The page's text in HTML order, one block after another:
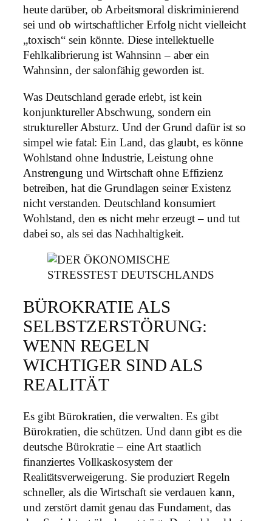
heute darüber, ob Arbeitsmoral diskriminierend
sei und ob wirtschaftlicher Erfolg nicht vielleicht
„toxisch“ sein könnte. Diese intellektuelle
Fehlkalibrierung ist Wahnsinn – aber ein
Wahnsinn, der salonfähig geworden ist.
Was Deutschland gerade erlebt, ist kein
konjunktureller Abschwung, sondern ein
struktureller Absturz. Und der Grund dafür ist so
simpel wie fatal: Ein Land, das glaubt, es könne
Wohlstand ohne Industrie, Leistung ohne
Anstrengung und Wirtschaft ohne Effizienz
betreiben, hat die Grundlagen seiner Existenz
nicht verstanden. Deutschland konsumiert
Wohlstand, den es nicht mehr erzeugt – und tut
dabei so, als sei das Nachhaltigkeit.
BÜROKRATIE ALS
SELBSTZERSTÖRUNG:
WENN REGELN
WICHTIGER SIND ALS
REALITÄT
Es gibt Bürokratien, die verwalten. Es gibt
Bürokratien, die schützen. Und dann gibt es die
deutsche Bürokratie – eine Art staatlich
finanziertes Vollkaskosystem der
Realitätsverweigerung. Sie produziert Regeln
schneller, als die Wirtschaft sie verdauen kann,
und zerstört damit genau das Fundament, das